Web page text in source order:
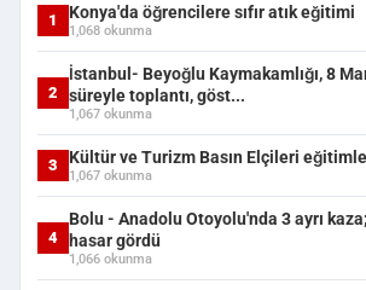
1 Konya'da öğrencilere sıfır atık eğitimi
1,068 okunma
2
İstanbul- Beyoğlu Kaymakamlığı, 8
süreyle toplantı, göst...
1,067 okunma
3 Kültür ve Turizm Basın Elçileri
1,067 okunma
4
Bolu - Anadolu Otoyolu'nda 3 ayrı
hasar gördü
1,066 okunma